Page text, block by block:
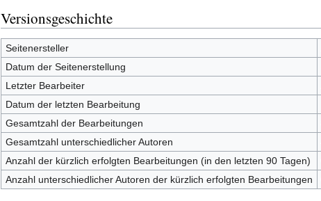
Versionsgeschichte
Seitenersteller
Datum der Seitenerstellung
Letzter Bearbeiter
Datum der letzten Bearbeitung
Gesamtzahl der Bearbeitungen
Gesamtzahl unterschiedlicher Autoren
Anzahl der kürzlich erfolgten Bearbeitungen (in den letzten 90 Tagen)
Anzahl unterschiedlicher Autoren der kürzlich erfolgten Bearbeitungen